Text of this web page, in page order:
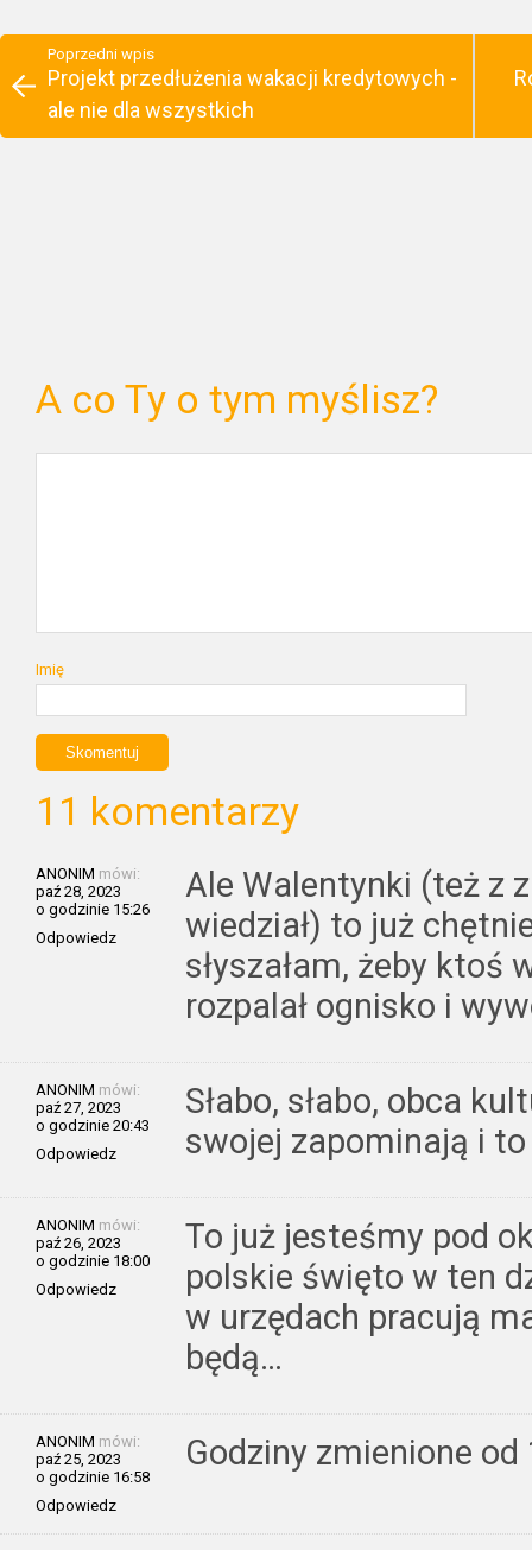
Poprzedni wpis
Projekt przedłużenia wakacji kredytowych -
ale nie dla wszystkich
A co Ty o tym myślisz?
Imię
11 komentarzy
ANONIM mówi:
paź 28, 2023
o godzinie 15:26
Odpowiedz
Ale Walentynki (też z
wiedział) to już
słyszałam, żeby
rozpalał ognisko i
ANONIM mówi:
paź 27, 2023
o godzinie 20:43
Odpowiedz
Słabo, słabo, obca
swojej zapominają i
ANONIM mówi:
paź 26, 2023
o godzinie 18:00
Odpowiedz
To już jesteśmy pod
polskie święto w ten
w urzędach pracują
będą…
ANONIM mówi:
paź 25, 2023
o godzinie 16:58
Odpowiedz
Godziny zmienione od